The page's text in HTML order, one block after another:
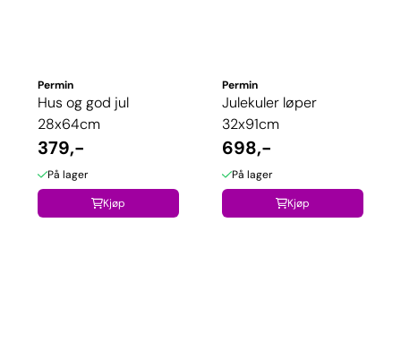
Permin
Hus og god jul
28x64cm
379,-
På lager
Kjøp
Permin
Julekuler løper
32x91cm
698,-
På lager
Kjøp